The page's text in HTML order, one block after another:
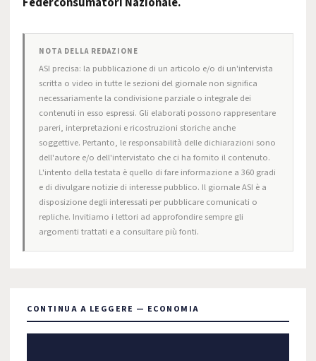
NOTA DELLA REDAZIONE
ASI precisa: la pubblicazione di un articolo e/o di un'intervista
scritta o video in tutte le sezioni del giornale non significa
necessariamente la condivisione parziale o integrale dei
contenuti in esso espressi. Gli elaborati possono rappresentare
pareri, interpretazioni e ricostruzioni storiche anche
soggettive. Pertanto, le responsabilità delle dichiarazioni sono
dell'autore e/o dell'intervistato che ci ha fornito il contenuto.
L'intento della testata è quello di fare informazione a 360 gradi
e di divulgare notizie di interesse pubblico. Il giornale ASI è a
disposizione degli interessati per pubblicare comunicati o
repliche. Invitiamo i lettori ad approfondire sempre gli
argomenti trattati e a consultare più fonti.
CONTINUA A LEGGERE — ECONOMIA